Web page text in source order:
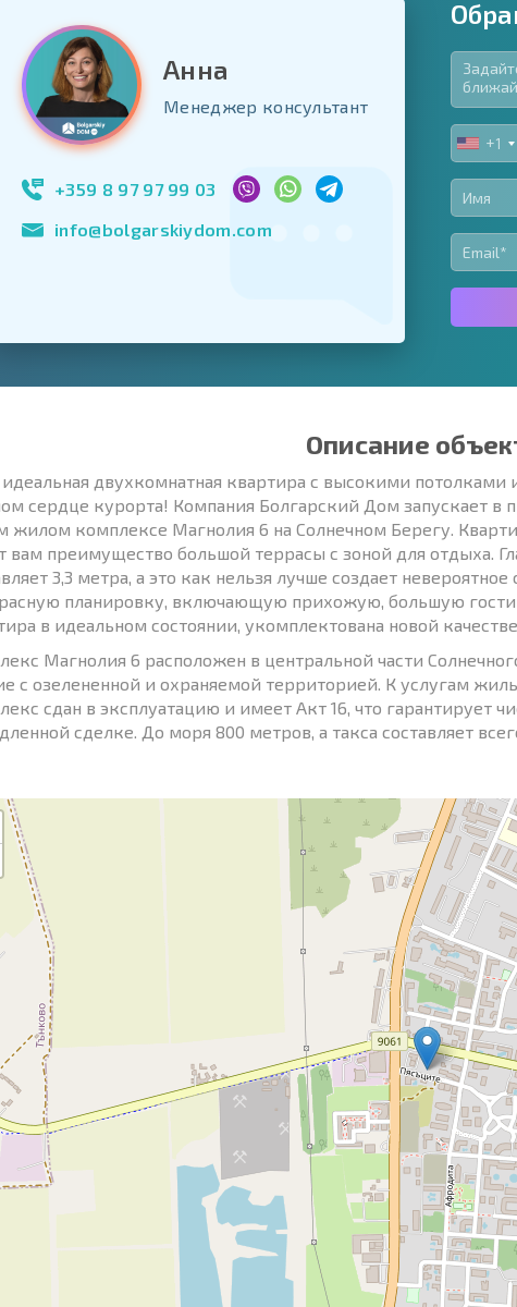
для заполнения
форму
Подписаться на
использование
Анна
Менеджер консультант
+359 8 97 97 99 03
info@bolgarskiydom.com
UNITED
+1
+1
Описание
двухкомнатная квартира с высокими
сердце курорта! Компания Болгарский Дом запускает в
жилом комплексе Магнолия 6 на Солнечном Берегу.
вам преимущество большой террасы с зоной для отдыха.
3,3 метра, а это как нельзя лучше создает
планировку, включающую прихожую, большую
в идеальном состоянии, укомплектована новой
Магнолия 6 расположен в центральной части
с озелененной и охраняемой территорией. К услугам
сдан в эксплуатацию и имеет Акт 16, что гарантирует
сделке. До моря 800 метров, а такса составляет